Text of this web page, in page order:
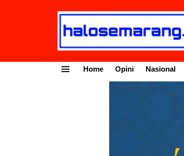
Home Opini Nasional